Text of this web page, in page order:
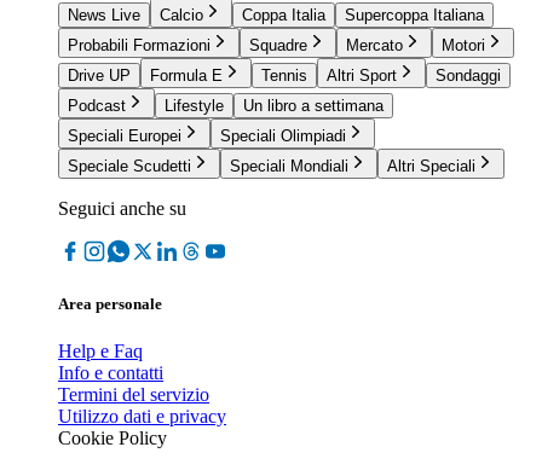
News Live
Calcio Coppa Italia
Supercoppa Italiana
Probabili Formazioni
Squadre Mercato
Motori
Drive UP
Formula E Tennis Altri Sport
Sondaggi
Podcast
Lifestyle
Un libro a settimana
Speciali Europei
Speciali Olimpiadi
Speciale Scudetti
Speciali Mondiali Altri Speciali
Seguici anche su
Area personale
Help e Faq
Info e contatti
Termini del servizio
Utilizzo dati e privacy
Cookie Policy